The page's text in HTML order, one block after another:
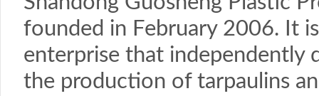
founded in February 2006. It
enterprise that independently
the production of tarpaulins